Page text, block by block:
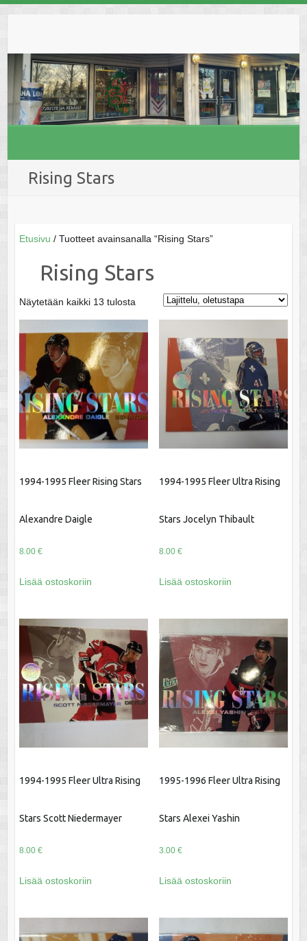
Rising Stars
Etusivu / Tuotteet avainsanalla “Rising Stars”
Rising Stars
Näytetään kaikki 13 tulosta
1994-1995 Fleer Rising Stars
Alexandre Daigle
8.00 €
Lisää ostoskoriin
1994-1995 Fleer Ultra Rising
Stars Jocelyn Thibault
8.00 €
Lisää ostoskoriin
1994-1995 Fleer Ultra Rising
Stars Scott Niedermayer
8.00 €
Lisää ostoskoriin
1995-1996 Fleer Ultra Rising
Stars Alexei Yashin
3.00 €
Lisää ostoskoriin